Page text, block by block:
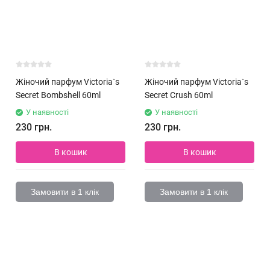
Жіночий парфум Victoria`s
Secret Bombshell 60ml
У наявності
230 грн.
В кошик
Замовити в 1 клік
Жіночий парфум Victoria`s
Secret Crush 60ml
У наявності
230 грн.
В кошик
Замовити в 1 клік